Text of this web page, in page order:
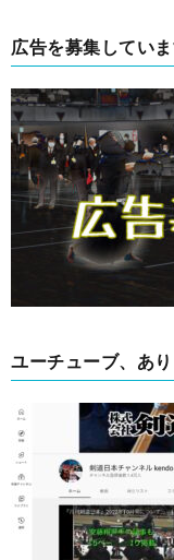
広告を募集してい
ユーチューブ、あり